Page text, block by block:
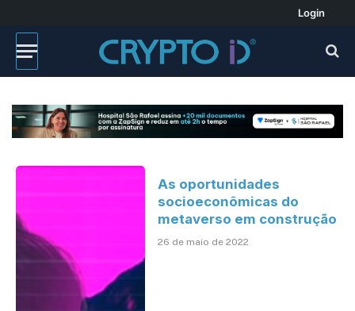
Login
As oportunidades
socioeconômicas do
metaverso em construção
26 de maio de 2022